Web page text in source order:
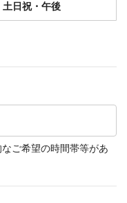
土日祝・午後
ご希望の時間帯等があ